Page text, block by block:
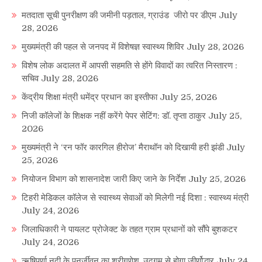
मतदाता सूची पुनरीक्षण की जमीनी पड़ताल, ग्राउंड जीरो पर डीएम July
28, 2026
मुख्यमंत्री की पहल से जनपद में विशेषज्ञ स्वास्थ्य शिविर July 28, 2026
विशेष लोक अदालत में आपसी सहमति से होंगे विवादों का त्वरित निस्तारण :
सचिव July 28, 2026
केंद्रीय शिक्षा मंत्री धमेंद्र प्रधान का इस्तीफा July 25, 2026
निजी कॉलेजों के शिक्षक नहीं करेंगे पेपर सेटिंग: डॉ. तृप्ता ठाकुर July 25,
2026
मुख्यमंत्री ने ‘रन फॉर कारगिल हीरोज’ मैराथॉन को दिखायी हरी झंडी July
25, 2026
नियोजन विभाग को शासनादेश जारी किए जाने के निर्देश July 25, 2026
टिहरी मेडिकल कॉलेज से स्वास्थ्य सेवाओं को मिलेगी नई दिशा : स्वास्थ्य मंत्री
July 24, 2026
जिलाधिकारी ने पायलट प्रोजेक्ट के तहत ग्राम प्रधानों को सौंपे बुशकटर
July 24, 2026